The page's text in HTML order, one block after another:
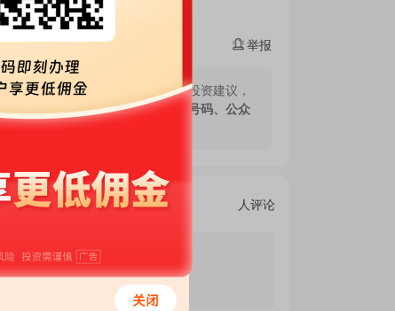
热
举报
网站立场无关，不对您构成任何投资建议，
活动。请勿添加发言用户的手机号码、公众
人评论